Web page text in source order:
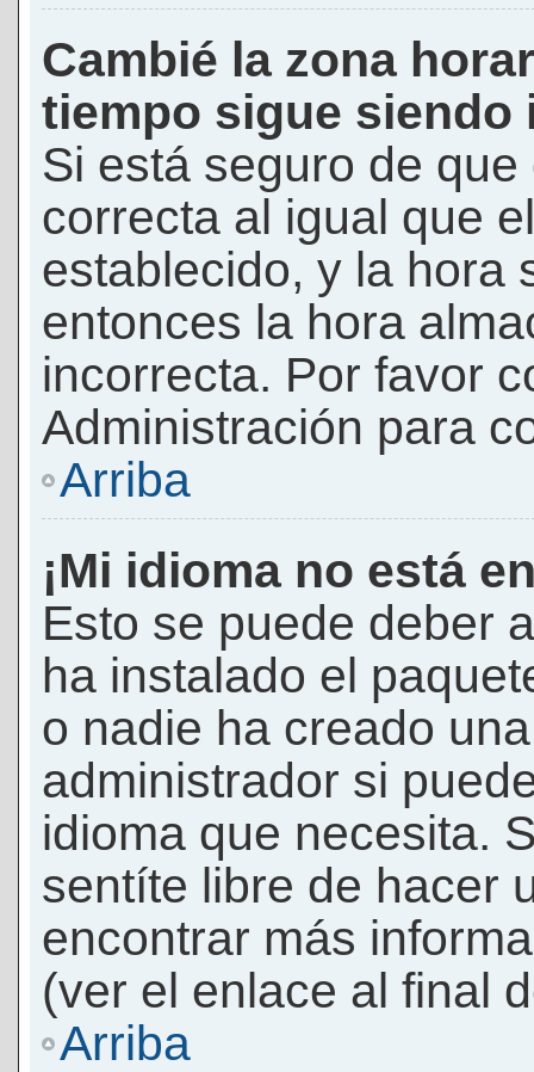
Cambié la zona
tiempo sigue siendo
Si está seguro de
correcta al igual que
establecido, y la hora
entonces la hora
incorrecta. Por favor
Administración para
Arriba
¡Mi idioma no está
Esto se puede deber
ha instalado el
o nadie ha creado
administrador si
idioma que necesita.
sentíte libre de hacer
encontrar más
(ver el enlace al final
Arriba